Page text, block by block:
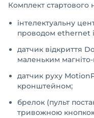
Комплект стартового
інтелектуальну
проводом ethernet
датчик відкриття
маленьким
датчик руху
кронштейном;
брелок (пульт
тривожною